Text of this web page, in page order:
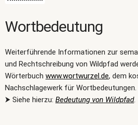
Wortbedeutung
Weiterführende Informationen zur
und Rechtschreibung von Wildpfad
Wörterbuch www.wortwurzel.de, dem
Nachschlagewerk für Wortbedeutungen.
⮞ Siehe hierzu: Bedeutung von Wildpfad.